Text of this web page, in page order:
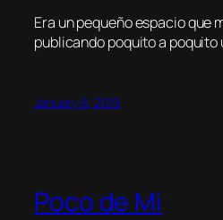
Era un pequeño espacio que
publicando poquito a poquito
January 8, 2019
Poco de Mi